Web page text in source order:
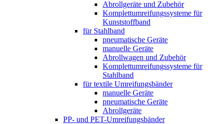
Abrollgeräte und Zubehör
Komplettumreifungssysteme für
Kunststoffband
für Stahlband
pneumatische Geräte
manuelle Geräte
Abrollwagen und Zubehör
Komplettumreifungssysteme für
Stahlband
für textile Umreifungsbänder
manuelle Geräte
pneumatische Geräte
Abrollgeräte
PP- und PET-Umreifungsbänder